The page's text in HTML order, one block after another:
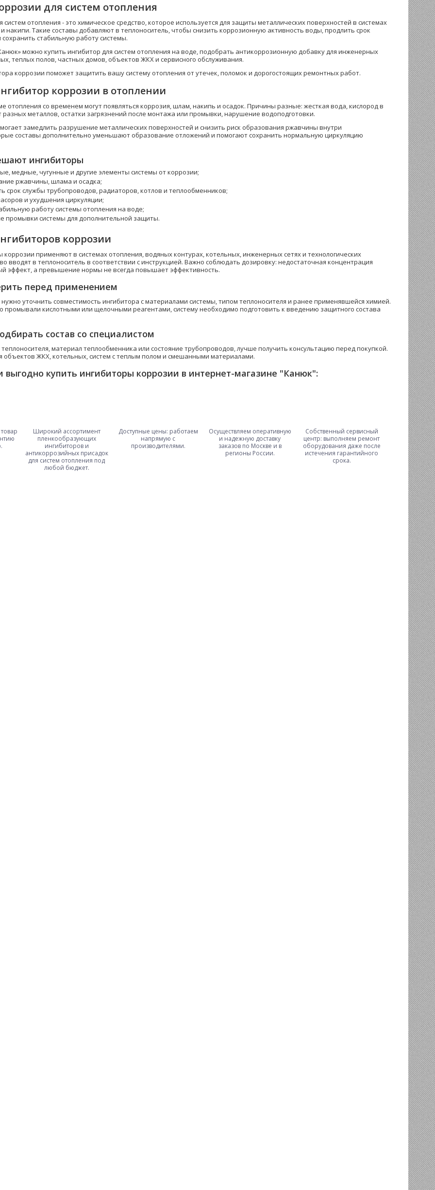
для систем отопления
систем отопления - это химическое средство, которое используется для защиты металлических поверхностей в системах
накипи. Такие составы добавляют в теплоноситель, чтобы снизить коррозионную активность воды, продлить срок
стабильную работу системы.
можно купить ингибитор для систем отопления на воде, подобрать антикоррозионную добавку для инженерных
теплых полов, частных домов, объектов ЖКХ и сервисного обслуживания.
коррозии поможет защитить вашу систему отопления от утечек, поломок и дорогостоящих ремонтных работ.
коррозии в отоплении
отопления со временем могут появляться коррозия, шлам, накипь и осадок. Причины разные: жесткая вода, кислород в
разных металлов, остатки загрязнений после монтажа или промывки, нарушение водоподготовки.
замедлить разрушение металлических поверхностей и снизить риск образования ржавчины внутри
составы дополнительно уменьшают образование отложений и помогают сохранить нормальную циркуляцию
ингибиторы
медные, чугунные и другие элементы системы от коррозии;
ржавчины, шлама и осадка;
срок службы трубопроводов, радиаторов, котлов и теплообменников;
и ухудшения циркуляции;
работу системы отопления на воде;
промывки системы для дополнительной защиты.
коррозии
коррозии применяют в системах отопления, водяных контурах, котельных, инженерных сетях и технологических
вводят в теплоноситель в соответствии с инструкцией. Важно соблюдать дозировку: недостаточная концентрация
эффект, а превышение нормы не всегда повышает эффективность.
перед применением
уточнить совместимость ингибитора с материалами системы, типом теплоносителя и ранее применявшейся химией.
промывали кислотными или щелочными реагентами, систему необходимо подготовить к введению защитного состава
состав со специалистом
теплоносителя, материал теплообменника или состояние трубопроводов, лучше получить консультацию перед покупкой.
объектов ЖКХ, котельных, систем с теплым полом и смешанными материалами.
выгодно купить ингибиторы коррозии в интернет-магазине "Канюк":
Широкий ассортимент
пленкообразующих
ингибиторов и
антикоррозийных присадок
для систем отопления под
любой бюджет.
Доступные цены: работаем
напрямую с
производителями.
Осуществляем оперативную
и надежную доставку
заказов по Москве и в
регионы России.
Собственный сервисный
центр: выполняем ремонт
оборудования даже после
истечения гарантийного
срока.